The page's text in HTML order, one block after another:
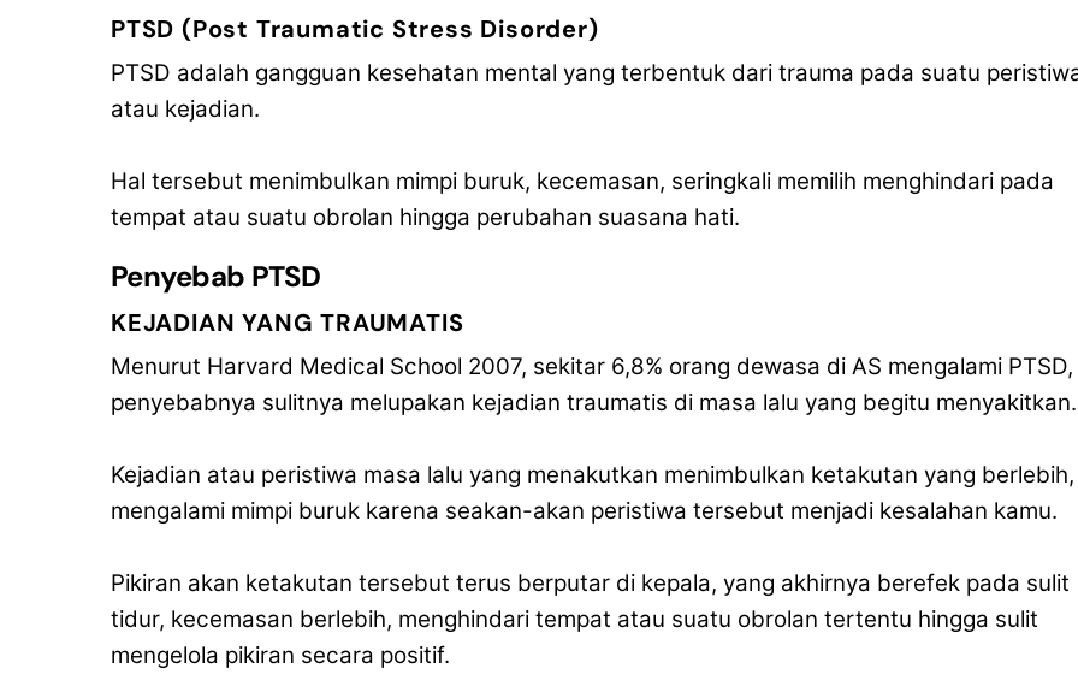
PTSD (Post Traumatic Stress Disorder)
PTSD adalah gangguan kesehatan mental yang terbentuk dari trauma pada suatu
atau kejadian.
Hal tersebut menimbulkan mimpi buruk, kecemasan, seringkali memilih menghindari pada
tempat atau suatu obrolan hingga perubahan suasana hati.
Penyebab PTSD
KEJADIAN YANG TRAUMATIS
Menurut Harvard Medical School 2007, sekitar 6,8% orang dewasa di AS mengalami PTSD,
penyebabnya sulitnya melupakan kejadian traumatis di masa lalu yang begitu menyakitkan.
Kejadian atau peristiwa masa lalu yang menakutkan menimbulkan ketakutan yang berlebih,
mengalami mimpi buruk karena seakan-akan peristiwa tersebut menjadi kesalahan kamu.
Pikiran akan ketakutan tersebut terus berputar di kepala, yang akhirnya berefek pada sulit
tidur, kecemasan berlebih, menghindari tempat atau suatu obrolan tertentu hingga sulit
mengelola pikiran secara positif.